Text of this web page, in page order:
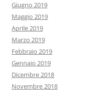
Giugno 2019
Maggio 2019
Aprile 2019
Marzo 2019
Febbraio 2019
Gennaio 2019
Dicembre 2018
Novembre 2018